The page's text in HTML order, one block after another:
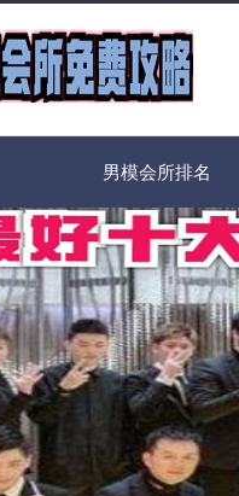
男模会所排名